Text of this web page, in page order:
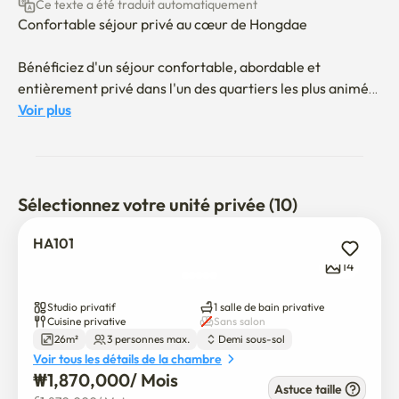
Ce texte a été traduit automatiquement
Confortable séjour privé au cœur de Hongdae
Bénéficiez d'un séjour confortable, abordable et
entièrement privé dans l'un des quartiers les plus animés
de Séoul. Que vous soyez en visite pour voyager, étudier
──────────────────
Emplacement
universitaire de Kyeong (Hongdae)
• À seulement 5 minutes à pied du parc forestier de la
ligne Hyeong, parfait pour une promenade relaxante.
Voir plus
Sélectionnez votre unité privée (10)
HA101
14
Studio privatif
1 salle de bain privative
Cuisine privative
Sans salon
26m²
3 personnes max. Demi sous-sol
Voir tous les détails de la chambre
₩1,870,000/ Mois Astuce taille